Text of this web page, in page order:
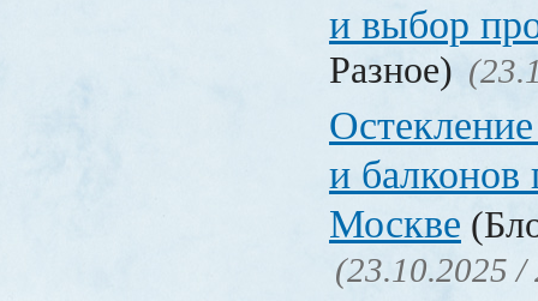
и выбор
Разное)
и
Москве
(23.10.2025 /